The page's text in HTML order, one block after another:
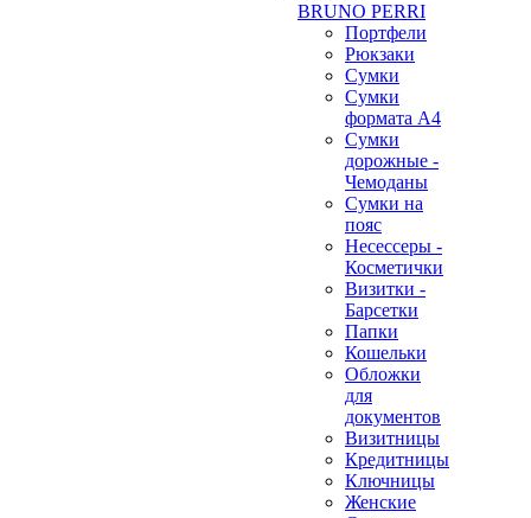
BRUNO PERRI
Портфели
Рюкзаки
Сумки
Сумки
формата А4
Сумки
дорожные -
Чемоданы
Сумки на
пояс
Несессеры -
Косметички
Визитки -
Барсетки
Папки
Кошельки
Обложки
для
документов
Визитницы
Кредитницы
Ключницы
Женские